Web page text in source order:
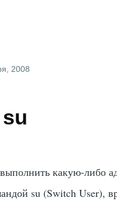
2008
какую-либо
su (Switch User),